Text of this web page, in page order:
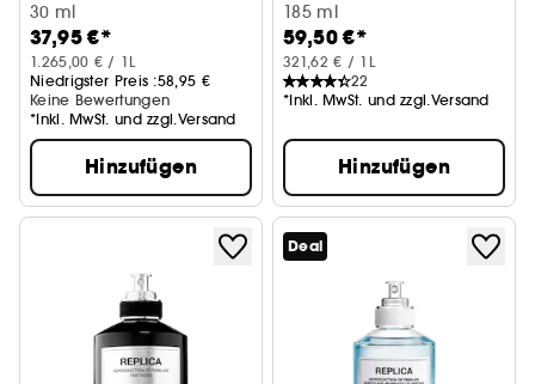
30 ml
37,95 €*
1.265,00 € / 1L
Niedrigster Preis :58,95 €
Keine Bewertungen
*Inkl. MwSt. und zzgl.Versand
Hinzufügen
185 ml
59,50 €*
321,62 € / 1L
22
*Inkl. MwSt. und zzgl.Versand
Hinzufügen
Deal